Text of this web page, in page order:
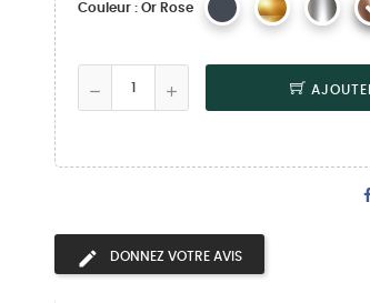
Couleur : Or Rose
DONNEZ VOTRE AVIS